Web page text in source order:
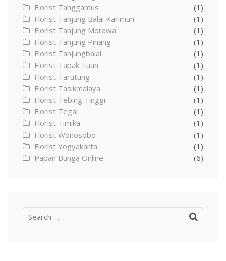
Florist Tanggamus
(1)
Florist Tanjung Balai Karimun
(1)
Florist Tanjung Morawa
(1)
Florist Tanjung Pinang
(1)
Florist Tanjungbalai
(1)
Florist Tapak Tuan
(1)
Florist Tarutung
(1)
Florist Tasikmalaya
(1)
Florist Tebing Tinggi
(1)
Florist Tegal
(1)
Florist Timika
(1)
Florist Wonosobo
(1)
Florist Yogyakarta
(1)
Papan Bunga Online
(6)
Search